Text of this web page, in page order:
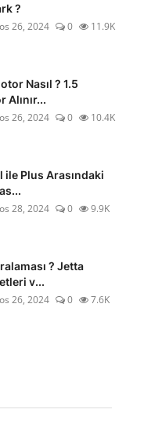
?
26, 2024 0 11.9K
Nasıl ? 1.5
Alınır...
26, 2024 0 10.4K
ile Plus Arasındaki
28, 2024 0 9.9K
? Jetta
v...
26, 2024 0 7.6K